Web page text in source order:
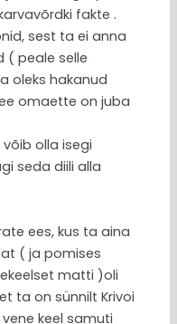
fakte .
sest ta ei anna
( peale selle
oleks hakanud
omaette on juba
olla isegi
seda diili alla
ees, kus ta aina
( ja pomises
matti )oli
ta on sünnilt Krivoi
keel samuti